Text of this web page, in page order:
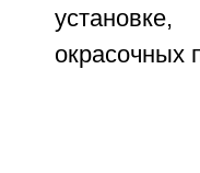
окрасочных